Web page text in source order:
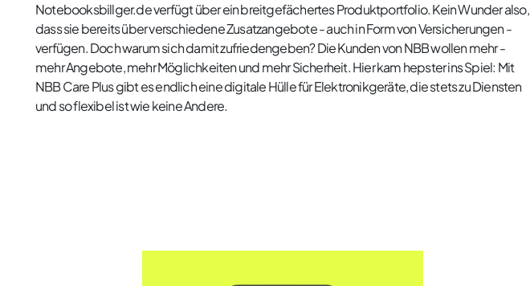
Notebooksbillger.de verfügt über ein breitgefächertes Produktportfolio. Kein Wunder also,
dass sie bereits über verschiedene Zusatzangebote - auch in Form von Versicherungen -
verfügen. Doch warum sich damit zufriedengeben? Die Kunden von NBB wollen mehr -
mehr Angebote, mehr Möglichkeiten und mehr Sicherheit. Hier kam hepster ins Spiel: Mit
NBB Care Plus gibt es endlich eine digitale Hülle für Elektronikgeräte, die stets zu Diensten
und so flexibel ist wie keine Andere.